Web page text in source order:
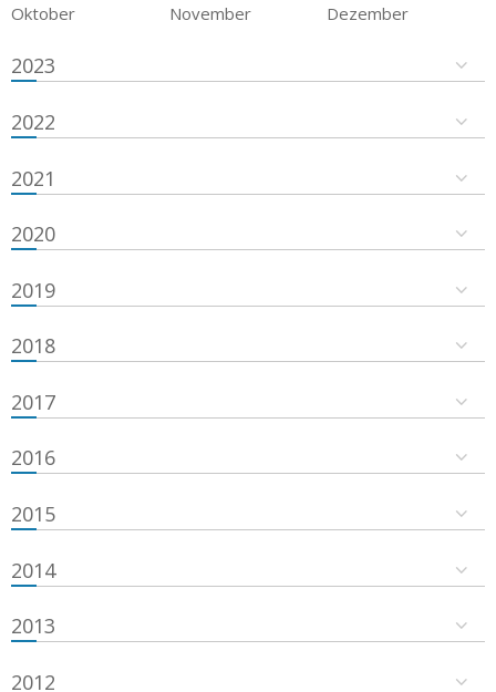
Oktober
November Dezember
2023
2022
2021
2020
2019
2018
2017
2016
2015
2014
2013
2012